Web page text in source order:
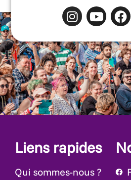
Liens rapides
Qui sommes-nous ?